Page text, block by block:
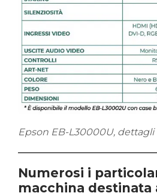
Epson EB-L30000U,
Numerosi i
macchina destinata